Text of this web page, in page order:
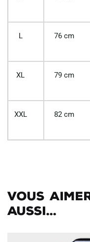
L 76 cm
XL 79 cm
XXL 82 cm
Vous
aussi...